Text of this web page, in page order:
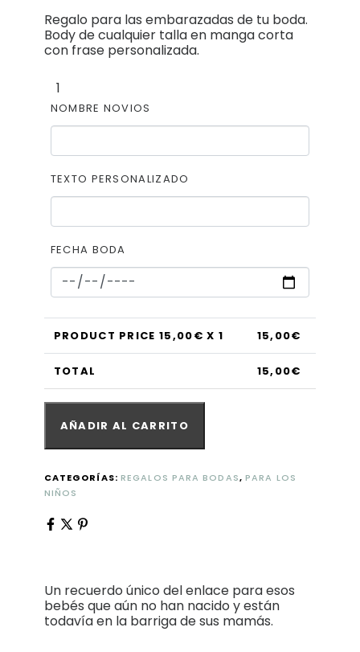
Regalo para las embarazadas de tu boda.
Body de cualquier talla en manga corta
con frase personalizada.
NOMBRE NOVIOS
TEXTO PERSONALIZADO
FECHA BODA
PRODUCT PRICE 15,00€ X 1 15,00€
TOTAL 15,00€
AÑADIR AL CARRITO
CATEGORÍAS: REGALOS PARA BODAS,PARA LOS
NIÑOS
Un recuerdo único del enlace para esos
bebés que aún no han nacido y están
todavía en la barriga de sus mamás.